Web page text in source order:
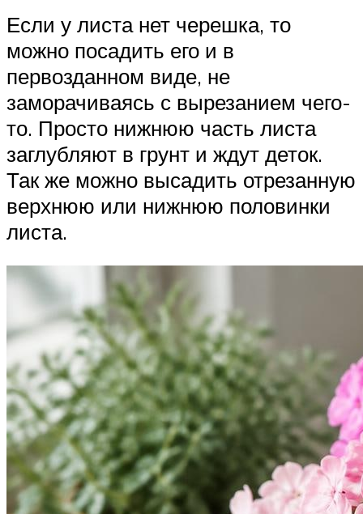
Если у листа нет черешка, то
можно посадить его и в
первозданном виде, не
заморачиваясь с вырезанием чего-
то. Просто нижнюю часть листа
заглубляют в грунт и ждут деток.
Так же можно высадить отрезанную
верхнюю или нижнюю половинки
листа.